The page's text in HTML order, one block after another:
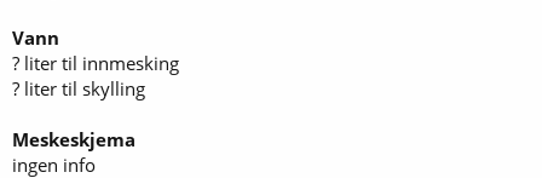
Vann
? liter til innmesking
? liter til skylling
Meskeskjema
ingen info